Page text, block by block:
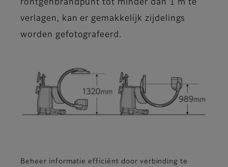
röntgenbrandpunt tot minder dan 1 m te
verlagen, kan er gemakkelijk zijdelings
worden gefotografeerd.
Beheer informatie efficiënt door verbinding te